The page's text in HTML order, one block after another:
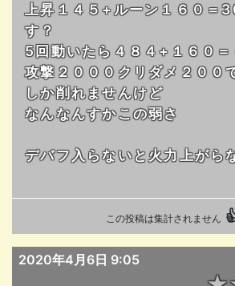
上昇１４５+ルーン１６０＝
す？
5回動いたら４８４+１６０＝
攻撃２０００クリダメ２００
しか削れませんけど
なんなんすかこの弱さ
デバフ入らないと火力上がら
この投稿は集計されません
2020年4月6日 9:05